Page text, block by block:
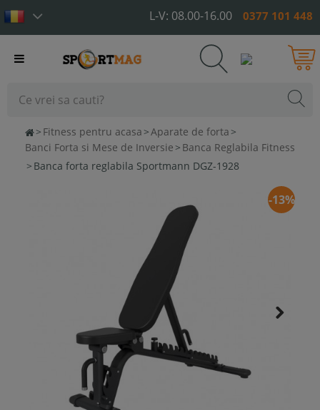
L-V: 08.00-16.00 0377 101 448
Toggle
> Fitness pentru acasa >Aparate de forta >
Banci Forta si Mese de Inversie > Banca Reglabila Fitness
> Banca forta reglabila Sportmann DGZ-1928
-13%